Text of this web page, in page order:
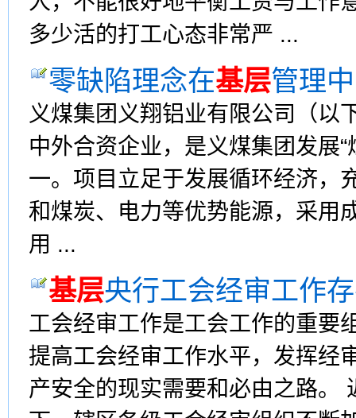
多少活的打工心态非常严 ...
零缺陷理念在基层管理
义煤集团义翔铝业有限公司（以
中外合资企业，是义煤集团发展
一。项目立足于发展循环经济，
和煤炭、电力等优势能源，采用
用 ...
基层央行工会经审工作
工会经审工作是工会工作的重要
提高工会经审工作水平，发挥经
产安全的现实需要和必由之路。